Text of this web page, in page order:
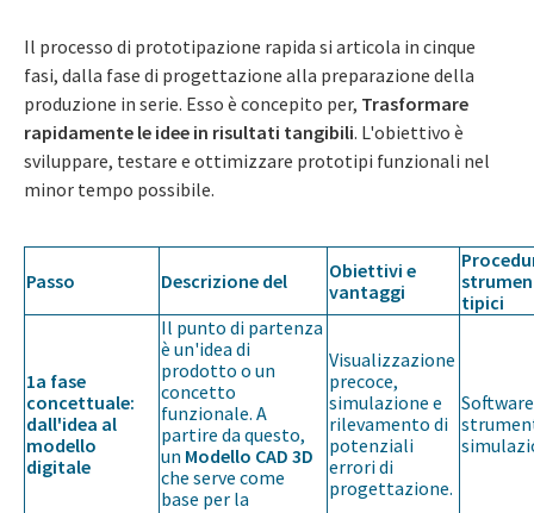
Il processo di prototipazione rapida si articola in cinque
fasi, dalla fase di progettazione alla preparazione della
produzione in serie. Esso è concepito per, Trasformare
rapidamente le idee in risultati tangibili. L'obiettivo è
sviluppare, testare e ottimizzare prototipi funzionali nel
minor tempo possibile.
Passo Descrizione del
Obiettivi e
vantaggi
tipici
1a fase
concettuale:
dall'idea al
modello
digitale
Il punto di partenza
è un'idea di
prodotto o un
concetto
funzionale. A
partire da questo,
un Modello CAD 3D
che serve come
base per la
Visualizzazione
precoce,
simulazione e
rilevamento di
potenziali
errori di
progettazione.